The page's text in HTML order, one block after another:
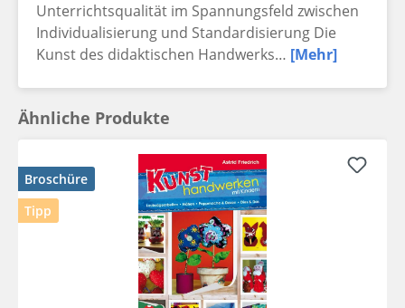
Unterrichtsqualität im Spannungsfeld zwischen
Individualisierung und Standardisierung Die
Kunst des didaktischen Handwerks… [Mehr]
Ähnliche Produkte
Broschüre
Tipp